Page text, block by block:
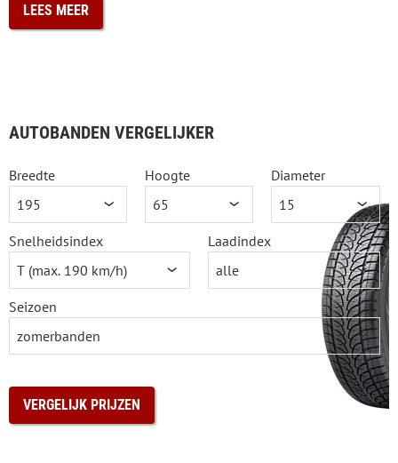
LEES MEER
AUTOBANDEN VERGELIJKER
Breedte Hoogte Diameter
Snelheidsindex Laadindex
Seizoen